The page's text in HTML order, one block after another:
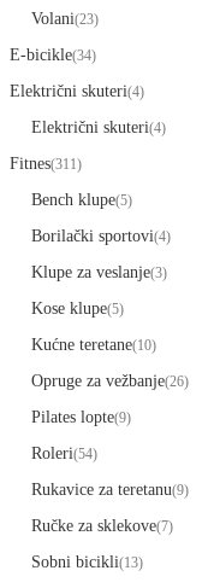
Volani(23)
E-bicikle(34)
Električni skuteri(4)
Električni skuteri(4)
Fitnes(311)
Bench klupe(5)
Borilački sportovi(4)
Klupe za veslanje(3)
Kose klupe(5)
Kućne teretane(10)
Opruge za vežbanje(26)
Pilates lopte(9)
Roleri(54)
Rukavice za teretanu(9)
Ručke za sklekove(7)
Sobni bicikli(13)